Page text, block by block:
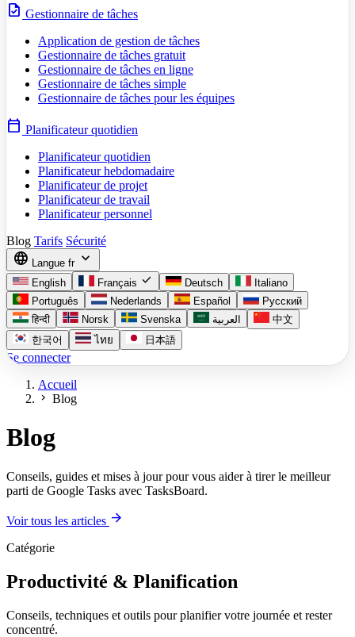
task Gestionnaire de tâches
Application de gestion de tâches
Gestionnaire de tâches gratuit
Gestionnaire de tâches en ligne
Gestionnaire de tâches simple
Gestionnaire de tâches pour les équipes
calendar_today Planificateur quotidien
Planificateur quotidien
Planificateur hebdomadaire
Planificateur de projet
Planificateur de travail
Planificateur personnel
Blog Tarifs Sécurité
language Langue fr expand_more
English Français check Deutsch
Italiano
Português
Nederlands Español
Русский
हिन्दी
Norsk Svenska العربية
中文
한국어
ไทย 日本語
Se connecter
Accueil
chevron_right Blog
Blog
Conseils, guides et mises à jour pour vous aider à tirer le meilleur
parti de Google Tasks avec TasksBoard.
Voir tous les articles arrow_forward
Catégorie
Productivité & Planification
Conseils, techniques et outils pour planifier votre journée et rester
concentré.